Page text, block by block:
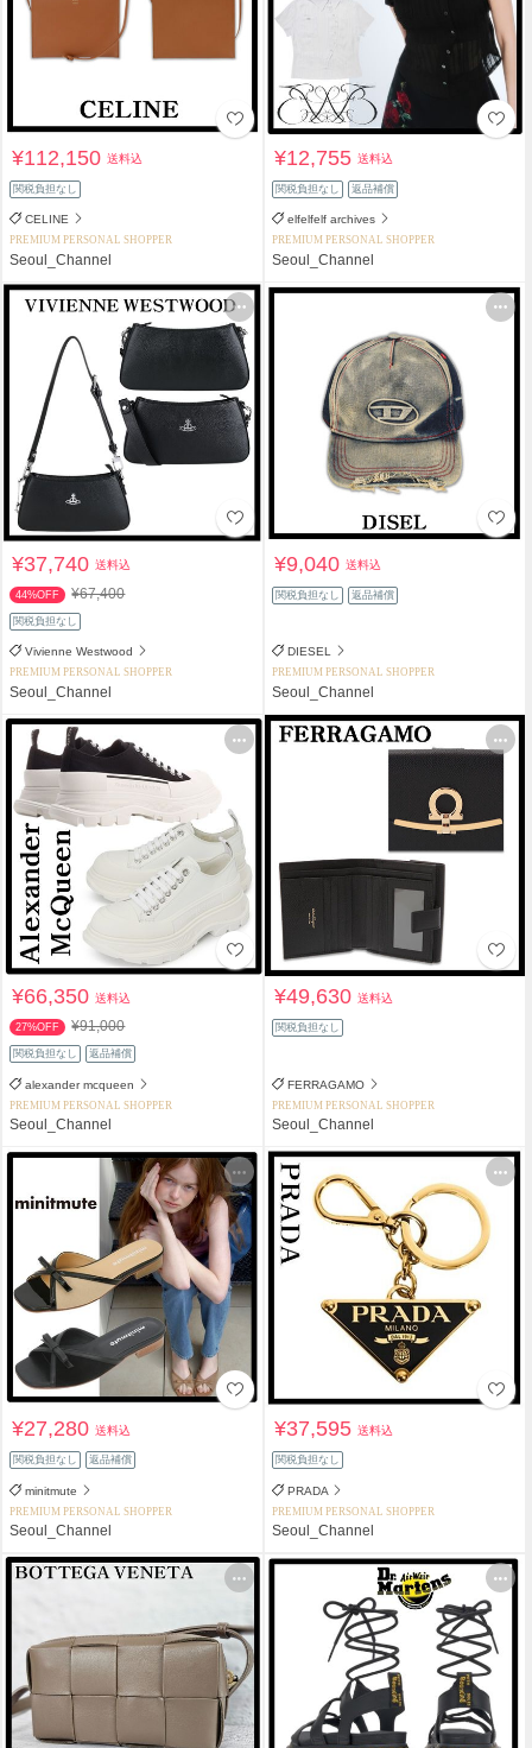
¥112,150送料込
関税負担なし
CELINE
PREMIUM PERSONAL SHOPPER
Seoul_Channel
¥12,755送料込
関税負担なし 返品補償
elfelfelf archives
PREMIUM PERSONAL SHOPPER
Seoul_Channel
¥37,740送料込
44%OFF ¥67,400
関税負担なし
Vivienne Westwood
PREMIUM PERSONAL SHOPPER
Seoul_Channel
¥9,040送料込
関税負担なし 返品補償
DIESEL
PREMIUM PERSONAL SHOPPER
Seoul_Channel
¥66,350送料込
27%OFF ¥91,000
関税負担なし 返品補償
alexander mcqueen
PREMIUM PERSONAL SHOPPER
Seoul_Channel
¥49,630送料込
関税負担なし
FERRAGAMO
PREMIUM PERSONAL SHOPPER
Seoul_Channel
¥27,280送料込
関税負担なし 返品補償
minitmute
PREMIUM PERSONAL SHOPPER
Seoul_Channel
¥37,595送料込
関税負担なし
PRADA
PREMIUM PERSONAL SHOPPER
Seoul_Channel